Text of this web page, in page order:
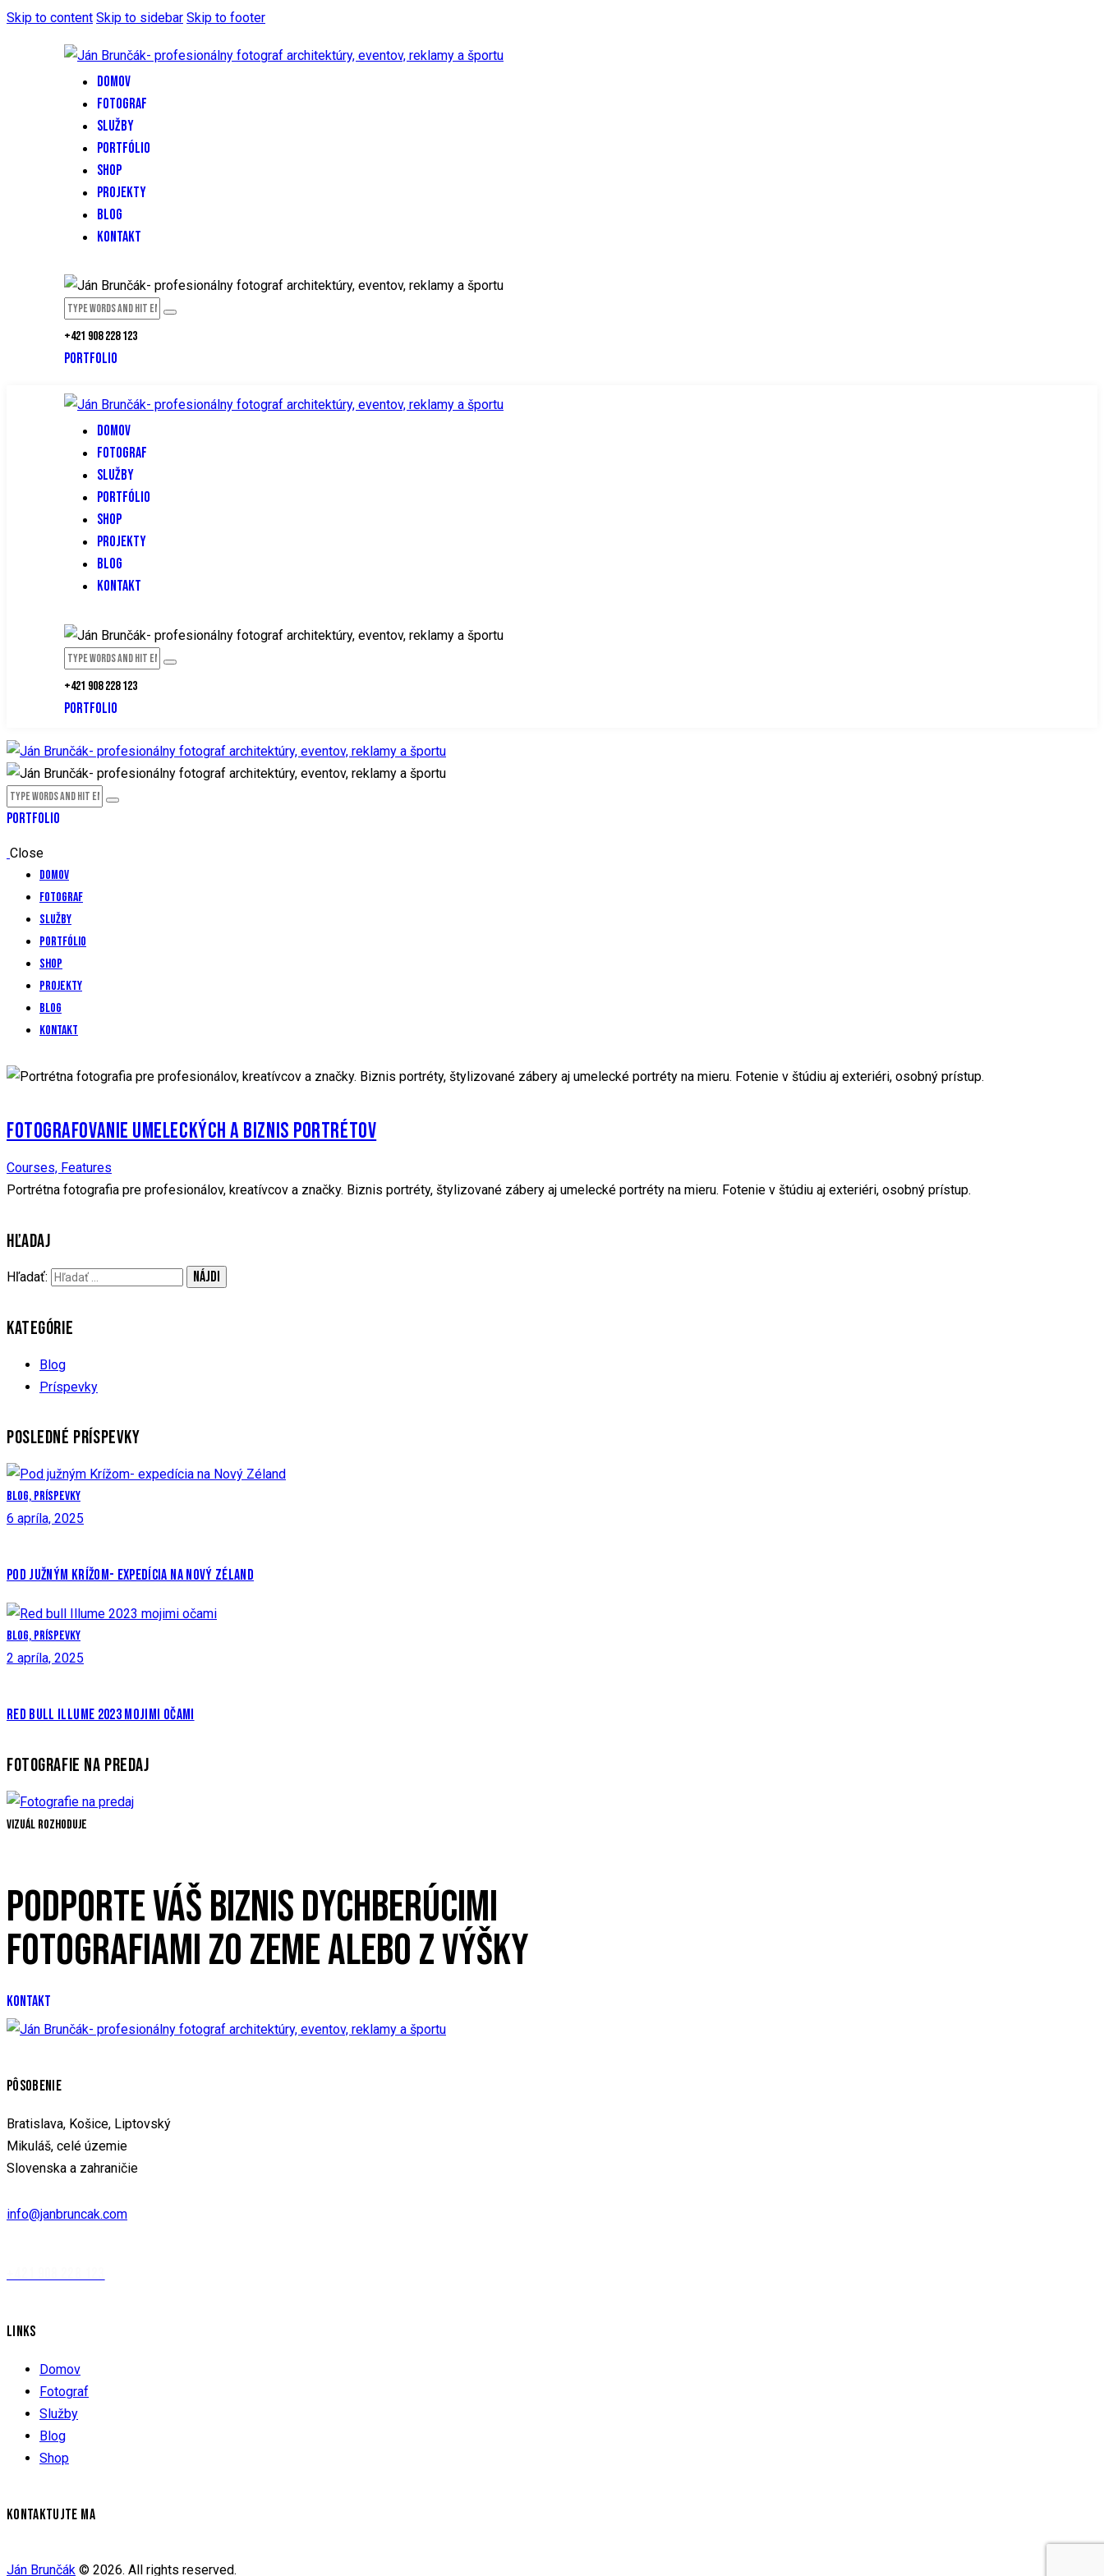
Skip to content Skip to sidebar Skip to footer
DOMOV
FOTOGRAF
SLUŽBY
PORTFÓLIO
SHOP
PROJEKTY
BLOG
KONTAKT
+421 908 228 123
PORTFOLIO
DOMOV
FOTOGRAF
SLUŽBY
PORTFÓLIO
SHOP
PROJEKTY
BLOG
KONTAKT
+421 908 228 123
PORTFOLIO
PORTFOLIO
Close
Domov
Fotograf
Služby
Portfólio
Shop
Projekty
Blog
Kontakt
FOTOGRAFOVANIE UMELECKÝCH A BIZNIS PORTRÉTOV
Courses, Features
Portrétna fotografia pre profesionálov, kreatívcov a značky. Biznis portréty, štylizované zábery aj umelecké portréty na mieru. Fotenie v štúdiu aj exteriéri, osobný prístup.
HĽADAJ
Hľadať:
KATEGÓRIE
Blog
Príspevky
POSLEDNÉ PRÍSPEVKY
Blog, Príspevky
6 apríla, 2025
POD JUŽNÝM KRÍŽOM- EXPEDÍCIA NA NOVÝ ZÉLAND
Blog, Príspevky
2 apríla, 2025
RED BULL ILLUME 2023 MOJIMI OČAMI
FOTOGRAFIE NA PREDAJ
Vizuál rozhoduje
PODPORTE VÁŠ BIZNIS DYCHBERÚCIMI
FOTOGRAFIAMI ZO ZEME ALEBO Z VÝŠKY
KONTAKT
PÔSOBENIE
Bratislava, Košice, Liptovský
Mikuláš, celé územie
Slovenska a zahraničie
info@janbruncak.com
LINKS
Domov
Fotograf
Služby
Blog
Shop
KONTAKTUJTE MA
Ján Brunčák © 2026. All rights reserved.